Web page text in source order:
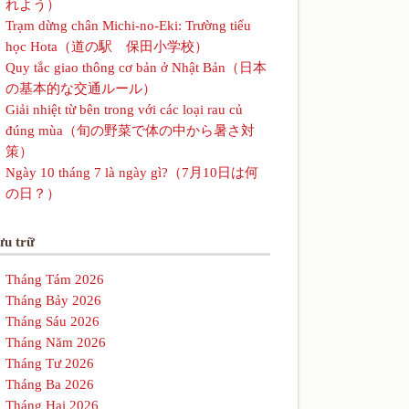
れよう）
Trạm dừng chân Michi-no-Eki: Trường tiểu
học Hota（道の駅 保田小学校）
Quy tắc giao thông cơ bản ở Nhật Bản（日本
の基本的な交通ルール）
Giải nhiệt từ bên trong với các loại rau củ
đúng mùa（旬の野菜で体の中から暑さ対
策）
Ngày 10 tháng 7 là ngày gì?（7月10日は何
の日？）
trữ
Tháng Tám 2026
Tháng Bảy 2026
Tháng Sáu 2026
Tháng Năm 2026
Tháng Tư 2026
Tháng Ba 2026
Tháng Hai 2026